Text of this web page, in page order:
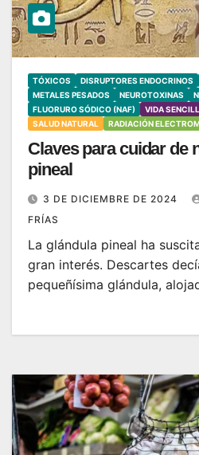
TÓXICOS DISRUPTORES ENDOCRINOS
METALES PESADOS
NEUROTOXINAS
FLUORURO SÓDICO (NAF)
VIDA
SALUD NATURAL
RADIACIÓN
Claves para cuidar de
pineal
3 DE DICIEMBRE DE 2024
FRÍAS
La glándula pineal ha
gran interés. Descartes
pequeñísima glándula,